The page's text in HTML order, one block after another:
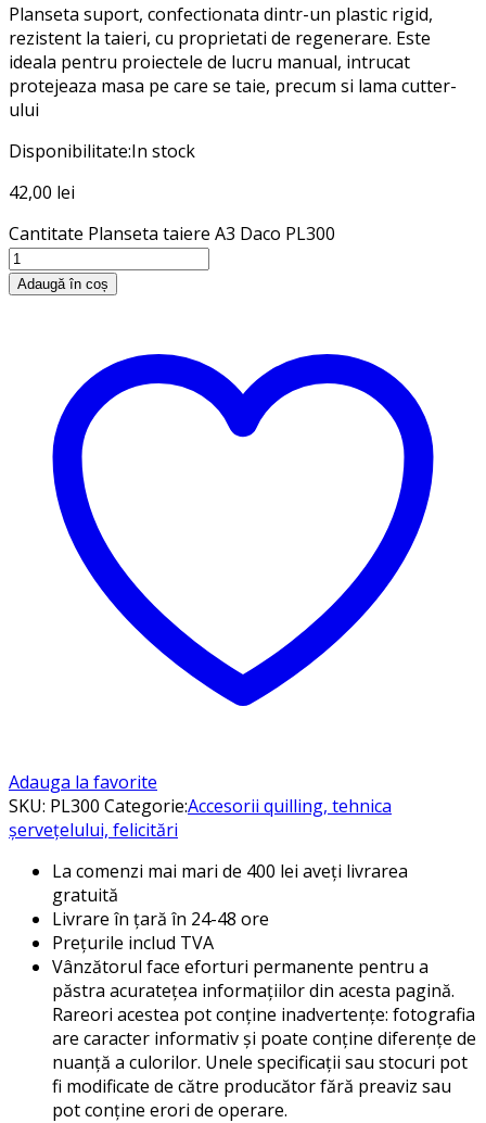
Planseta suport, confectionata dintr-un plastic rigid,
rezistent la taieri, cu proprietati de regenerare. Este
ideala pentru proiectele de lucru manual, intrucat
protejeaza masa pe care se taie, precum si lama cutter-
ului
Disponibilitate:In stock
42,00 lei
Cantitate Planseta taiere A3 Daco PL300
Adaugă în coș
Adauga la favorite
SKU: PL300 Categorie:Accesorii quilling, tehnica
șervețelului, felicitări
La comenzi mai mari de 400 lei aveți livrarea
gratuită
Livrare în țară în 24-48 ore
Prețurile includ TVA
Vânzătorul face eforturi permanente pentru a
păstra acuratețea informațiilor din acesta pagină.
Rareori acestea pot conține inadvertențe: fotografia
are caracter informativ și poate conține diferențe de
nuanță a culorilor. Unele specificații sau stocuri pot
fi modificate de către producător fără preaviz sau
pot conține erori de operare.